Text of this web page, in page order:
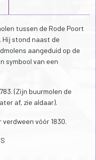
tussen de Rode Poort
stond naast de
aangeduid op de
symbool van een
(Zijn buurmolen de
af, zie aldaar).
verdween vóór 1830.